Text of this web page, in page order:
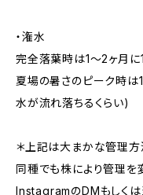
・潅水
完全落葉時は1〜2ヶ月に
夏場の暑さのピーク時
水が流れ落ちるくらい)
＊上記は大まかな管理方
同種でも株により管理を
InstagramのDMもしくは